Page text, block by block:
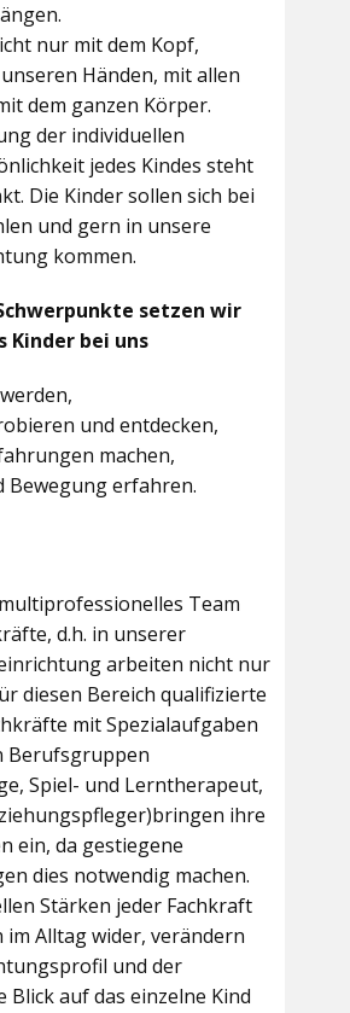
nur mit dem Kopf,
Händen, mit allen
dem ganzen Körper.
der individuellen
jedes Kindes steht
Die Kinder sollen sich bei
und gern in unsere
kommen.
setzen wir
Kinder bei uns
und entdecken,
machen,
Bewegung erfahren.
Team
d.h. in unserer
arbeiten nicht nur
diesen Bereich qualifizierte
mit Spezialaufgaben
Berufsgruppen
Spiel- und Lerntherapeut,
ihre
ein, da gestiegene
dies notwendig machen.
Stärken jeder Fachkraft
im Alltag wider, verändern
und der
Blick auf das einzelne Kind